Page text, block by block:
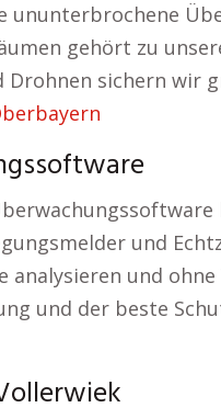
ununterbrochene
gehört zu
sichern wir
und
analysieren und
und der beste